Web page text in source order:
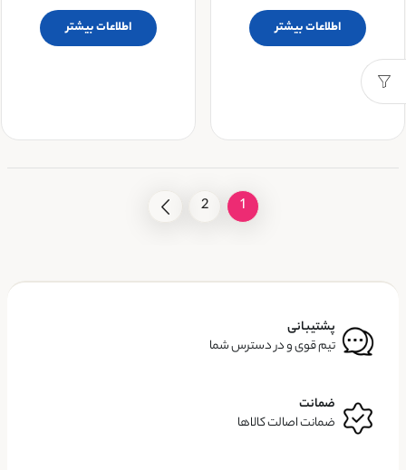
اطلاعات بیشتر اطلاعات بیشتر
1
2
پشتیبانی
تیم قوی و در دسترس شما
ضمانت
ضمانت اصالت کالاها